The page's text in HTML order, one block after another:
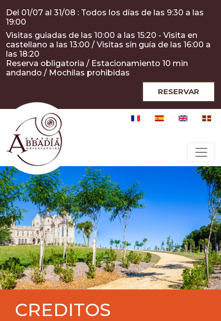
Del 01/07 al 31/08 : Todos los días de las 9:30 a las
19:00
Visitas guiadas de las 10:00 a las 15:20 - Visita en
castellano a las 13:00 / Visitas sin guía de las 16:00 a
las 18:20
Reserva obligatoria / Estacionamiento 10 min
andando / Mochilas prohibidas
RESERVAR
CREDITOS